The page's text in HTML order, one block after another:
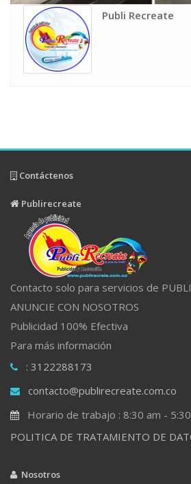
Publi Recreate
Contáctenos
Publirecreate
Contacto solo para servicios de
ANUNCIE CON NOSOTROS
Publicidad 100% Efectiva
Para más información
: 3122288173
contacto@publirecreate.com.co
Horario de trabajo : 8:30 am -
POLITICA DE TRATAMIENTO DE
Nosotros